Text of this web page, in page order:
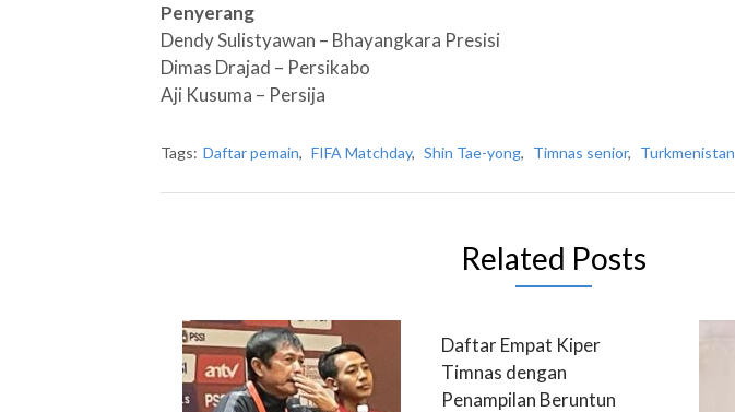
Penyerang
Dendy Sulistyawan – Bhayangkara Presisi
Dimas Drajad – Persikabo
Aji Kusuma – Persija
Tags: Daftar pemain, FIFA Matchday, Shin Tae-yong, Timnas senior, Turkmenistan
Related Posts
Daftar Empat Kiper
Timnas dengan
Penampilan Beruntun